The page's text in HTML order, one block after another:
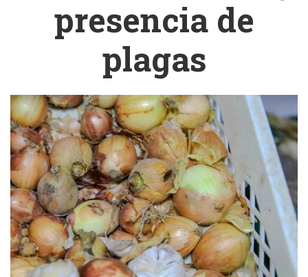
presencia de
plagas